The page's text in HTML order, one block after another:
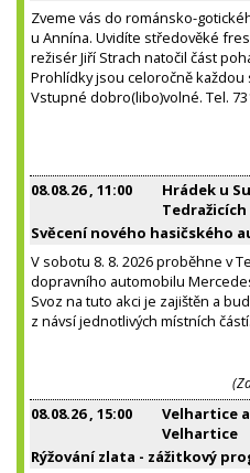
Zveme vás do románsko-
u Annína. Uvidíte středověké
režisér Jiří Strach natočil část
Prohlídky jsou celoročně
Vstupné dobro(libo)volné. Tel.
08.08.26, 11:00
Hrádek u
Tedražicích
Svěcení nového hasičského
V sobotu 8. 8. 2026 proběhne v
dopravního automobilu
Svoz na tuto akci je zajištěn a
z návsí jednotlivých místních
08.08.26, 15:00
Velhartice
Velhartice
Rýžování zlata - zážitkový